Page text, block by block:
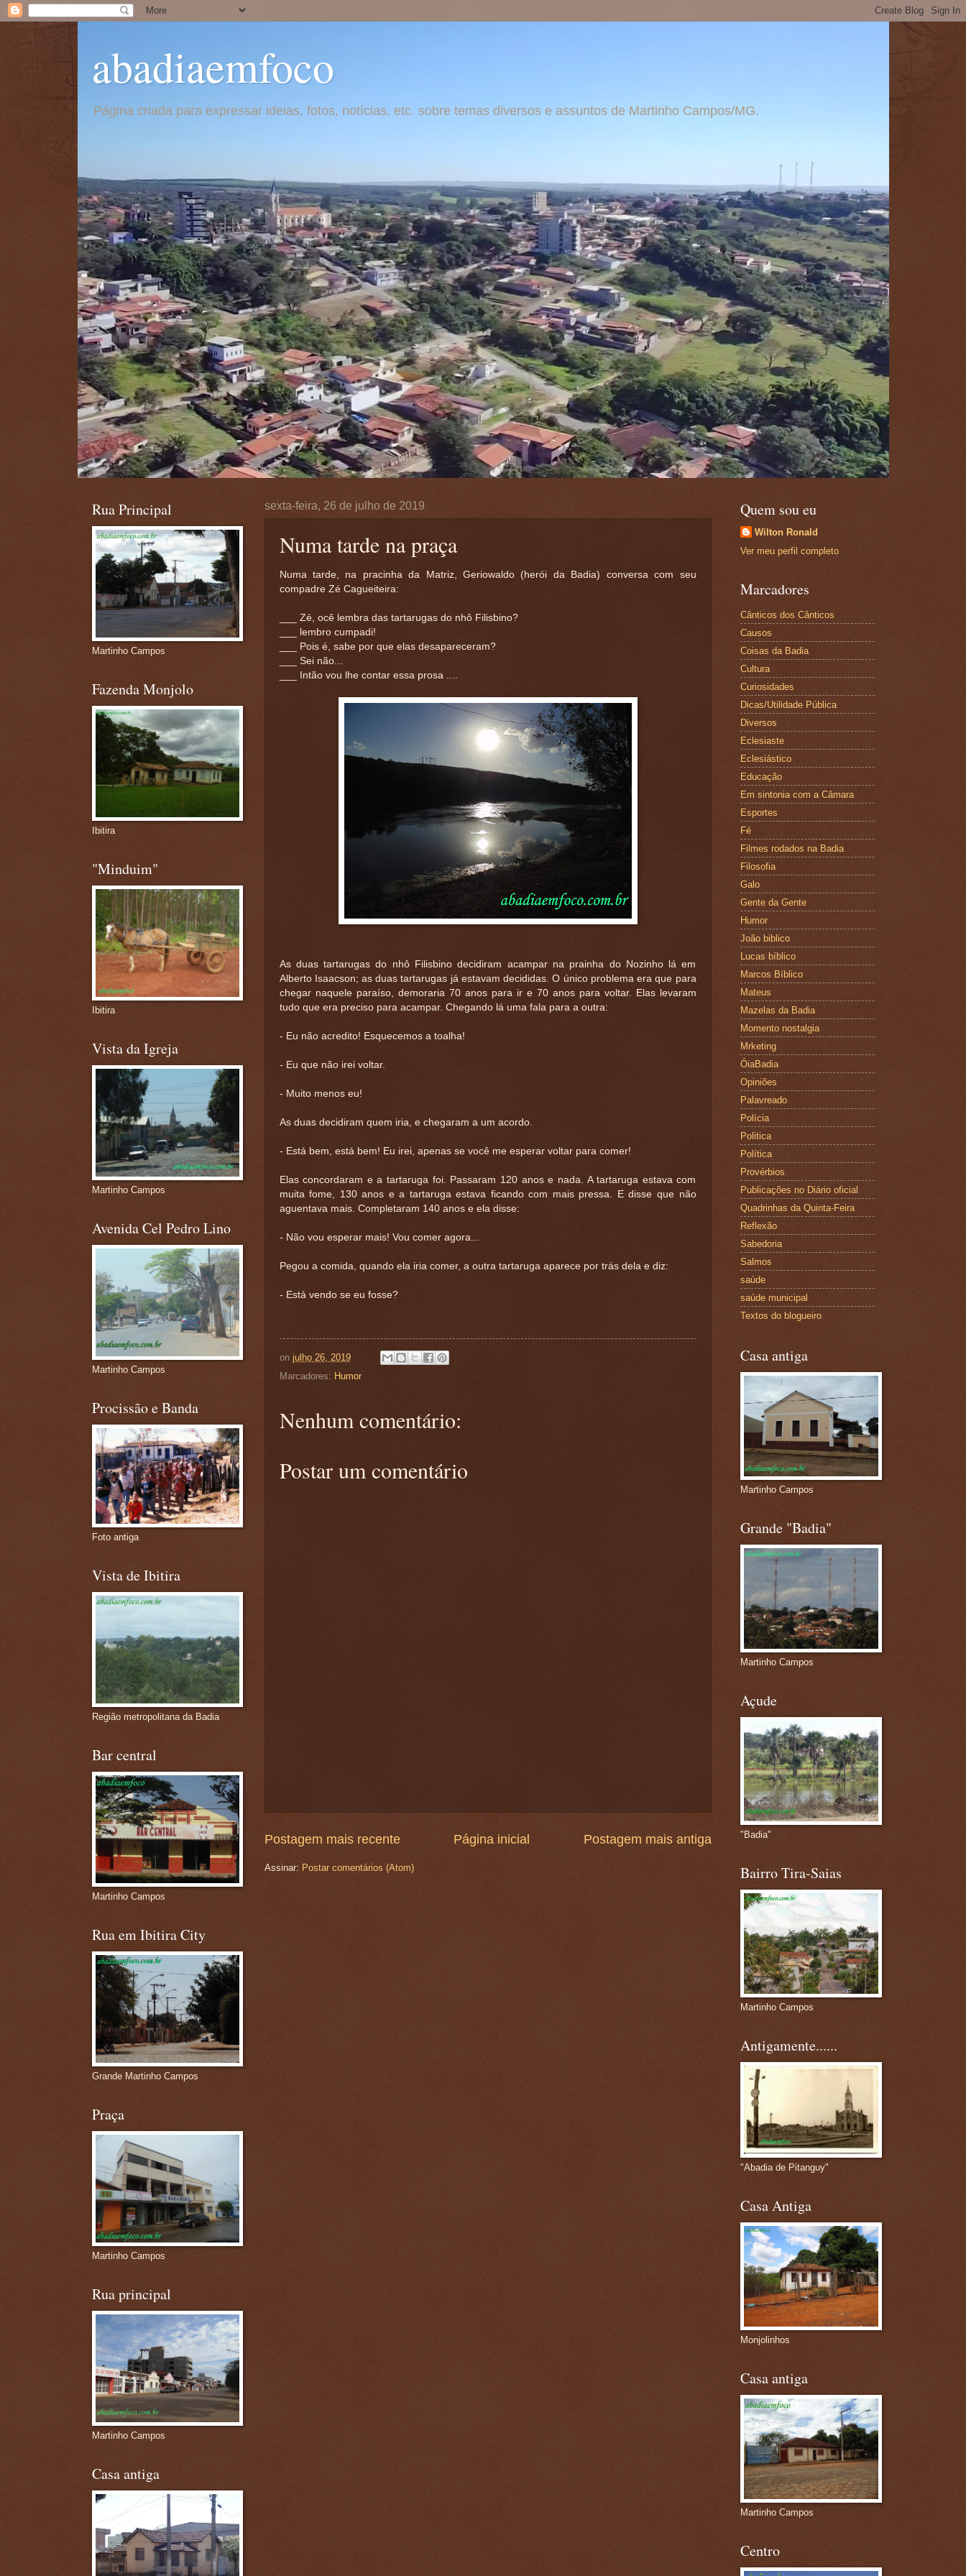
abadiaemfoco
Página criada para expressar ideias, fotos, notícias, etc. sobre temas diversos e assuntos de Martinho Campos/MG.
sexta-feira, 26 de julho de 2019
Numa tarde na praça
Numa tarde, na pracinha da Matriz, Geriowaldo (herói da Badia) conversa com seu
compadre Zé Cagueiteira:
___ Zé, ocê lembra das tartarugas do nhô Filisbino?
___ lembro cumpadi!
___ Pois é, sabe por que elas desapareceram?
___ Sei não...
___ Intão vou lhe contar essa prosa ....
As duas tartarugas do nhô Filisbino decidiram acampar na prainha do Nozinho lá em
Alberto Isaacson; as duas tartarugas já estavam decididas. O único problema era que para
chegar naquele paraíso, demoraria 70 anos para ir e 70 anos para voltar. Elas levaram
tudo que era preciso para acampar. Chegando lá uma fala para a outra:
- Eu não acredito! Esquecemos a toalha!
- Eu que não irei voltar.
- Muito menos eu!
As duas decidiram quem iria, e chegaram a um acordo.
- Está bem, está bem! Eu irei, apenas se você me esperar voltar para comer!
Elas concordaram e a tartaruga foi. Passaram 120 anos e nada. A tartaruga estava com
muita fome, 130 anos e a tartaruga estava ficando com mais pressa. E disse que não
aguentava mais. Completaram 140 anos e ela disse:
- Não vou esperar mais! Vou comer agora...
Pegou a comida, quando ela iria comer, a outra tartaruga aparece por trás dela e diz:
- Está vendo se eu fosse?
on julho 26, 2019
Marcadores: Humor
Nenhum comentário:
Postar um comentário
Postagem mais recente Postagem mais antiga
Página inicial
Assinar: Postar comentários (Atom)
Rua Principal
Martinho Campos
Fazenda Monjolo
Ibitira
"Minduim"
Ibitira
Vista da Igreja
Martinho Campos
Avenida Cel Pedro Lino
Martinho Campos
Procissão e Banda
Foto antiga
Vista de Ibitira
Região metropolitana da Badia
Bar central
Martinho Campos
Rua em Ibitira City
Grande Martinho Campos
Praça
Martinho Campos
Rua principal
Martinho Campos
Casa antiga
Quem sou eu
Wilton Ronald
Ver meu perfil completo
Marcadores
Cânticos dos Cânticos
Causos
Coisas da Badia
Cultura
Curiosidades
Dicas/Utilidade Pública
Diversos
Eclesiaste
Eclesiástico
Educação
Em sintonia com a Câmara
Esportes
Fé
Filmes rodados na Badia
Filosofia
Galo
Gente da Gente
Humor
João biblico
Lucas bíblico
Marcos Bíblico
Mateus
Mazelas da Badia
Momento nostalgia
Mrketing
ÓiaBadia
Opiniões
Palavreado
Polícia
Politica
Política
Provérbios
Publicações no Diário oficial
Quadrinhas da Quinta-Feira
Reflexão
Sabedoria
Salmos
saúde
saúde municipal
Textos do blogueiro
Casa antiga
Martinho Campos
Grande "Badia"
Martinho Campos
Açude
"Badia"
Bairro Tira-Saias
Martinho Campos
Antigamente......
"Abadia de Pitanguy"
Casa Antiga
Monjolinhos
Casa antiga
Martinho Campos
Centro